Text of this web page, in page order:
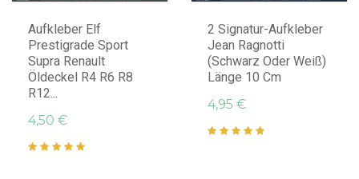
Aufkleber Elf
Prestigrade Sport
Supra Renault
Öldeckel R4 R6 R8
R12...
4,50 €
2 Signatur-Aufkleber
Jean Ragnotti
(Schwarz Oder Weiß)
Länge 10 Cm
4,95 €